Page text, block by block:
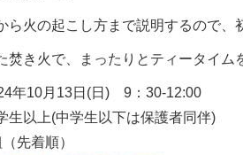
ら火の起こし方まで説明するので、
焚き火で、まったりとティータイム
10月13日(日) 9：30-12:00
以上(中学生以下は保護者同伴)
先着順）